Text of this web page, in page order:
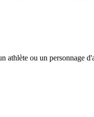
athlète ou un personnage